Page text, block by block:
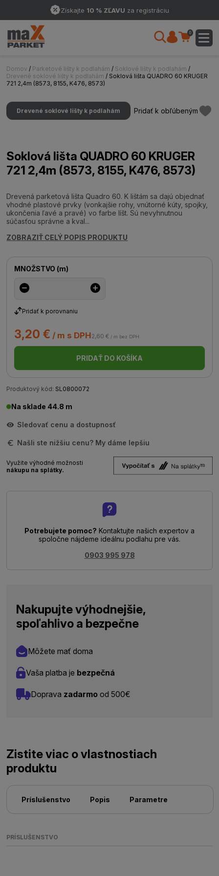
Získajte 10 % ZĽAVU za registráciu
0
Domov / Parketové lišty k podlahám / Soklové lišty k podlahám /
Drevené soklové lišty k podlahám / Soklová lišta QUADRO 60 KRUGER
721 2,4m (8573, 8155, K476, 8573)
Drevené soklové lišty k podlahám Pridať k obľúbeným
Soklová lišta QUADRO 60 KRUGER
721 2,4m (8573, 8155, K476, 8573)
Drevená parketová lišta Quadro 60. K lištám sa dajú objednať
vhodné plastové prvky (vonkajšie rohy, vnútorné kúty, spojky,
ukončenia ľavé a pravé) vo farbe líšt. Sú nevyhnutnou
súčasťou správne a kval...
ZOBRAZIŤ CELÝ POPIS PRODUKTU
MNOŽSTVO (m)
Pridať k porovnaniu
3,20 € / m s DPH2,60 € / m bez DPH
PRIDAŤ DO KOŠÍKA
Produktový kód: SL0800072
Na sklade 44.8 m
Sledovať cenu a dostupnosť
Našli ste nižšiu cenu? My dáme lepšiu
Využite výhodné možnosti
nákupu na splátky.
Potrebujete pomoc? Kontaktujte našich expertov a
spoločne nájdeme ideálnu podlahu pre vás.
0903 995 978
Nakupujte výhodnejšie,
spoľahlivo a bezpečne
Môžete mať doma
Vaša platba je bezpečná
Doprava zadarmo od 500€
Zistite viac o vlastnostiach
produktu
Príslušenstvo Popis Parametre
PRÍSLUŠENSTVO